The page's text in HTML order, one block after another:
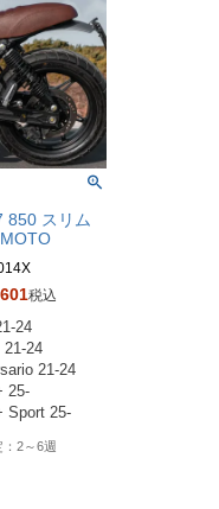
850 スリム
クブラウン・
ック/パンチン
ック/レッドス
ック/スムー
税込
24
21-24
21-24
25-
2～6週